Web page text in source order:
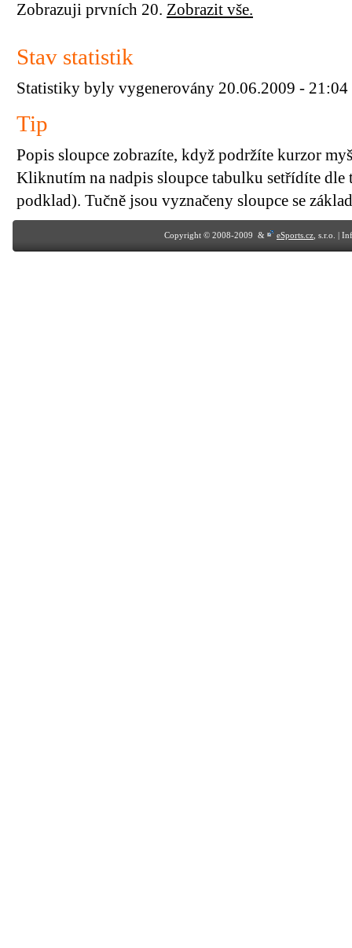
Zobrazuji prvních 20. Zobrazit vše.
Stav statistik
Statistiky byly vygenerovány 20.06.2009 - 21:04
Tip
Popis sloupce zobrazíte, když podržíte kurzor
Kliknutím na nadpis sloupce tabulku setřídíte dle
podklad). Tučně jsou vyznačeny sloupce se
Copyright © 2008-2009 & eSports.cz , s.r.o. |